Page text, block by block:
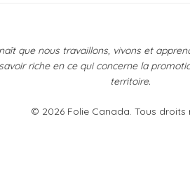
que nous travaillons, vivons et
riche en ce qui concerne la
territoire.
© 2026 Folie Canada. Tous droits